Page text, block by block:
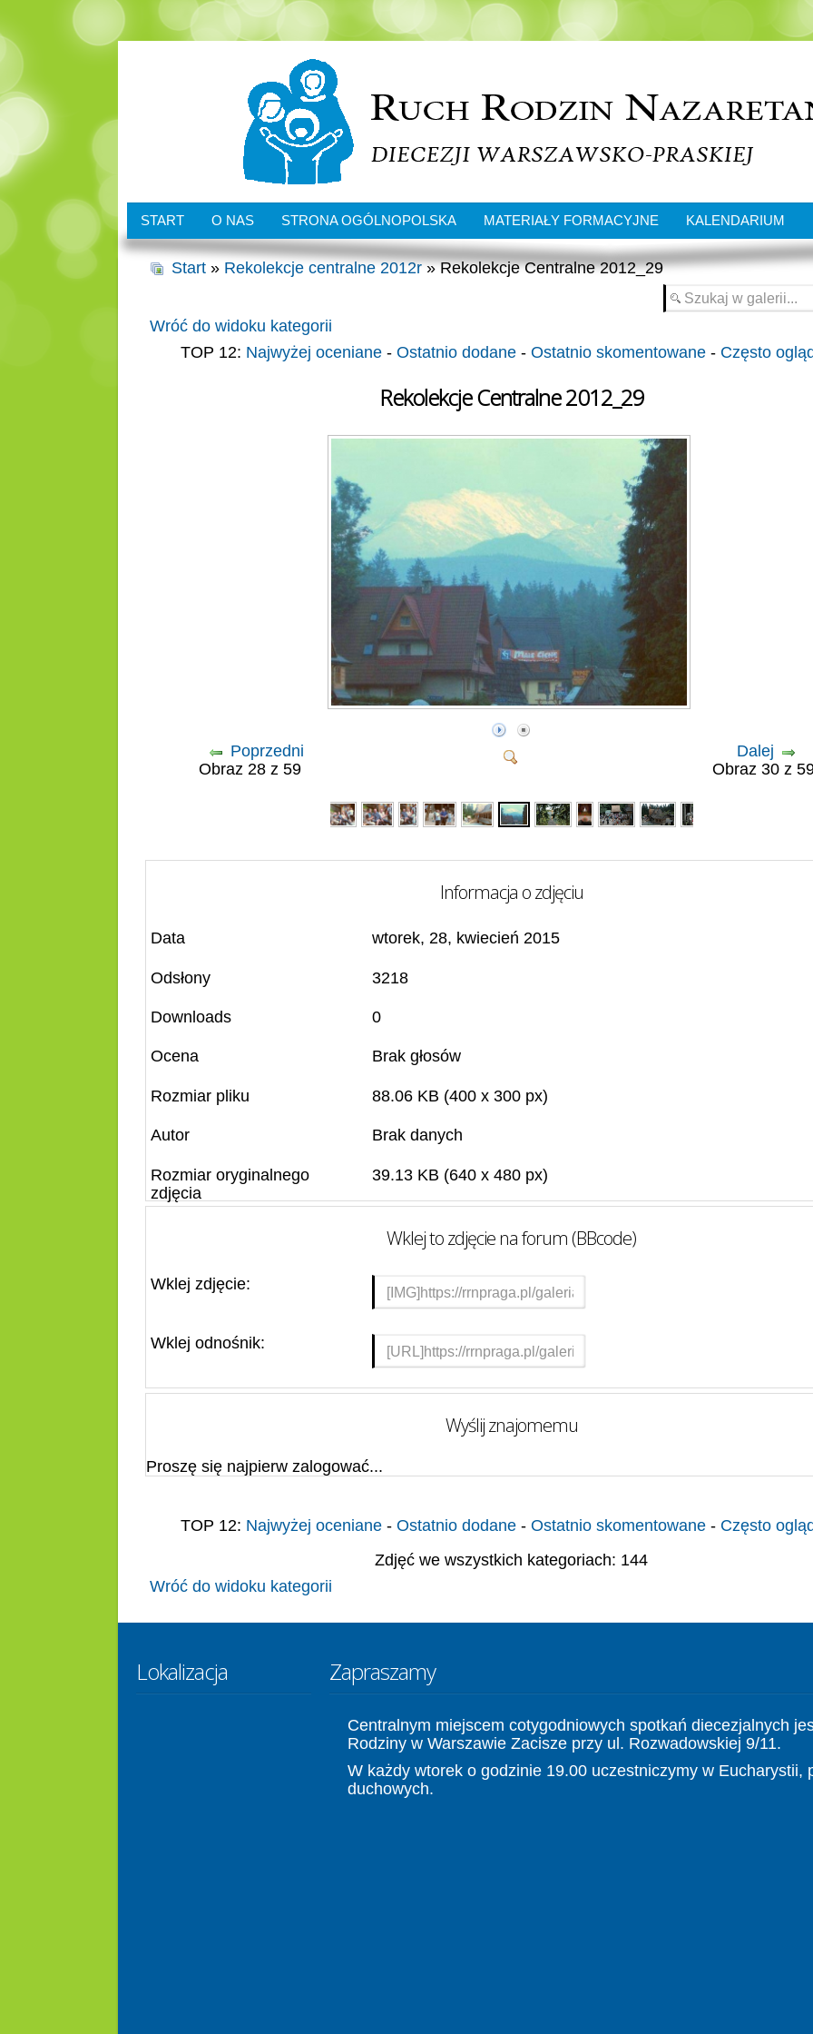
START O NAS STRONA OGÓLNOPOLSKA MATERIAŁY FORMACYJNE KALENDARIUM
Start» Rekolekcje centralne 2012r» Rekolekcje Centralne 2012_29
Wróć do widoku kategorii
TOP 12: Najwyżej oceniane- Ostatnio dodane- Ostatnio skomentowane- Często
Rekolekcje Centralne 2012_29
Poprzedni
Obraz 28 z 59
Dalej
Obraz 30 z
Informacja o zdjęciu
Data wtorek, 28, kwiecień 2015
Odsłony 3218
Downloads 0
Ocena Brak głosów
Rozmiar pliku 88.06 KB (400 x 300 px)
Autor Brak danych
Rozmiar oryginalnego
zdjęcia
39.13 KB (640 x 480 px)
Wklej to zdjęcie na forum (BBcode)
Wklej zdjęcie:
Wklej odnośnik:
Wyślij znajomemu
Proszę się najpierw zalogować...
TOP 12: Najwyżej oceniane- Ostatnio dodane- Ostatnio skomentowane- Często
Zdjęć we wszystkich kategoriach: 144
Wróć do widoku kategorii
Lokalizacja Zapraszamy
Centralnym miejscem cotygodniowych spotkań diecezjalnych
Rodziny w Warszawie Zacisze przy ul. Rozwadowskiej 9/11.
W każdy wtorek o godzinie 19.00 uczestniczymy w Eucharystii,
duchowych.